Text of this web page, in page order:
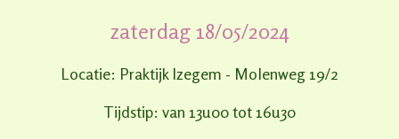
zaterdag 18/05/2024
Locatie: Praktijk Izegem - Molenweg 19/2
Tijdstip: van 13u00 tot 16u30